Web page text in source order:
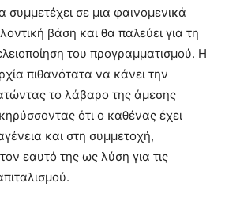
σε μια φαινομενικά
βάση και θα παλεύει για τη
του προγραμματισμού. Η
πιθανότατα να κάνει την
το λάβαρο της άμεσης
ότι ο καθένας έχει
και στη συμμετοχή,
εαυτό της ως λύση για τις